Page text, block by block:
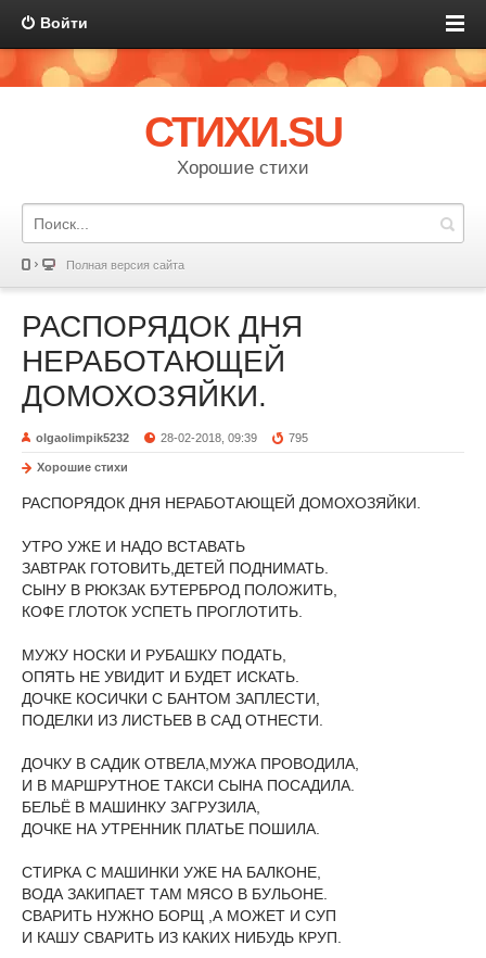
Войти
СТИХИ.SU
Хорошие стихи
Полная версия сайта
РАСПОРЯДОК ДНЯ
НЕРАБОТАЮЩЕЙ
ДОМОХОЗЯЙКИ.
olgaolimpik5232 28-02-2018, 09:39 795
Хорошие стихи
РАСПОРЯДОК ДНЯ НЕРАБОТАЮЩЕЙ ДОМОХОЗЯЙКИ.
УТРО УЖЕ И НАДО ВСТАВАТЬ
ЗАВТРАК ГОТОВИТЬ,ДЕТЕЙ ПОДНИМАТЬ.
СЫНУ В РЮКЗАК БУТЕРБРОД ПОЛОЖИТЬ,
КОФЕ ГЛОТОК УСПЕТЬ ПРОГЛОТИТЬ.
МУЖУ НОСКИ И РУБАШКУ ПОДАТЬ,
ОПЯТЬ НЕ УВИДИТ И БУДЕТ ИСКАТЬ.
ДОЧКЕ КОСИЧКИ С БАНТОМ ЗАПЛЕСТИ,
ПОДЕЛКИ ИЗ ЛИСТЬЕВ В САД ОТНЕСТИ.
ДОЧКУ В САДИК ОТВЕЛА,МУЖА ПРОВОДИЛА,
И В МАРШРУТНОЕ ТАКСИ СЫНА ПОСАДИЛА.
БЕЛЬЁ В МАШИНКУ ЗАГРУЗИЛА,
ДОЧКЕ НА УТРЕННИК ПЛАТЬЕ ПОШИЛА.
СТИРКА С МАШИНКИ УЖЕ НА БАЛКОНЕ,
ВОДА ЗАКИПАЕТ ТАМ МЯСО В БУЛЬОНЕ.
СВАРИТЬ НУЖНО БОРЩ ,А МОЖЕТ И СУП
И КАШУ СВАРИТЬ ИЗ КАКИХ НИБУДЬ КРУП.